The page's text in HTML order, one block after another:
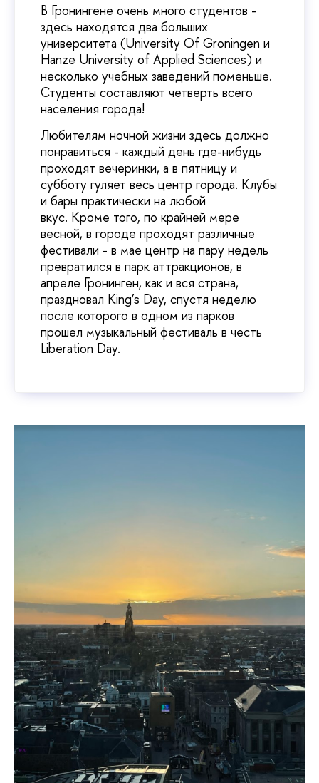
В Гронингене очень много студентов -
здесь находятся два больших
университета (University Of Groningen и
Hanze University of Applied Sciences) и
несколько учебных заведений поменьше.
Студенты составляют четверть всего
населения города!
Любителям ночной жизни здесь должно
понравиться - каждый день где-нибудь
проходят вечеринки, а в пятницу и
субботу гуляет весь центр города. Клубы
и бары практически на любой
вкус. Кроме того, по крайней мере
весной, в городе проходят различные
фестивали - в мае центр на пару недель
превратился в парк аттракционов, в
апреле Гронинген, как и вся страна,
праздновал King’s Day, спустя неделю
после которого в одном из парков
прошел музыкальный фестиваль в честь
Liberation Day.